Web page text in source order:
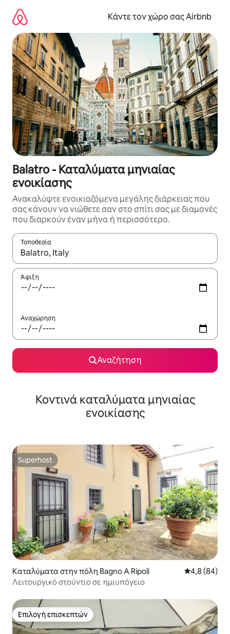
περιεχόμενο
Κάντε τον χώρο σας Airbnb
Balatro - Καταλύματα μηνιαίας
ενοικίασης
Ανακαλύψτε ενοικιαζόμενα μεγάλης διάρκειας που
σας κάνουν να νιώθετε σαν στο σπίτι σας με διαμονές
που διαρκούν έναν μήνα ή περισσότερο.
Τοποθεσία
Όταν τα αποτελέσματα είναι διαθέσιμα, μπορείτε να
Άφιξη
Αναχώρηση
Αναζήτηση
Κοντινά καταλύματα μηνιαίας
ενοικίασης
Superhost
Superhost
Καταλύματα στην πόλη Bagno A Ripoli Μέση
4,8 (84)
Λειτουργικό στούντιο σε ημιυπόγειο
Επιλογή επισκεπτών
Επιλογή επισκεπτών